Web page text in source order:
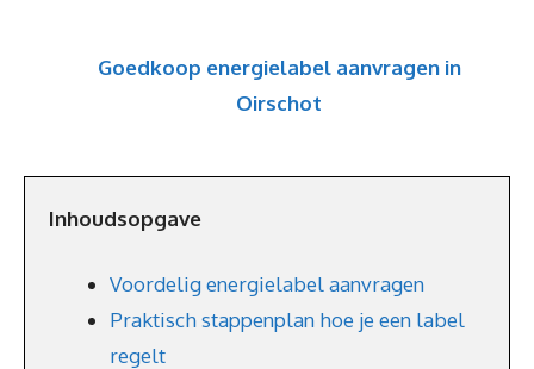
Goedkoop energielabel aanvragen in
Oirschot
Inhoudsopgave
Voordelig energielabel aanvragen
Praktisch stappenplan hoe je een label
regelt